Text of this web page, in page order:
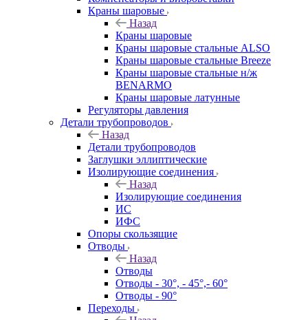
Краны шаровые
Назад
Краны шаровые
Краны шаровые стальные ALSO
Краны шаровые стальные Breeze
Краны шаровые стальные н/ж
BENARMO
Краны шаровые латунные
Регуляторы давления
Детали трубопроводов
Назад
Детали трубопроводов
Заглушки эллиптические
Изолирующие соединения
Назад
Изолирующие соединения
ИС
ИФС
Опоры скользящие
Отводы
Назад
Отводы
Отводы - 30°, - 45°,- 60°
Отводы - 90°
Переходы